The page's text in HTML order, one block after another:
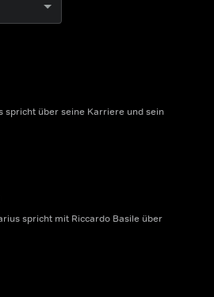
spricht über seine Karriere und sein
spricht mit Riccardo Basile über